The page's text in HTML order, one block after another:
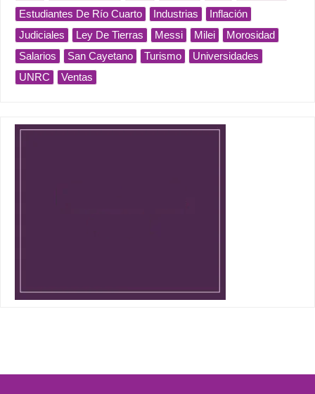
Estudiantes De Río Cuarto
Industrias
Inflación
Judiciales
Ley De Tierras Messi Milei
Morosidad
Salarios
San Cayetano Turismo
Universidades
UNRC
Ventas